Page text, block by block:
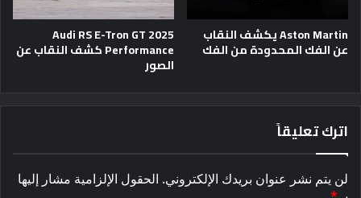
Aston Martin يكشف النقاب
عن الفك المحدودة من الفك
2025 Audi RS E-Tron GT
Performance كشف النقاب عن
الصور
اترك تعليقاً
لن يتم نشر عنوان بريدك الإلكتروني. الحقول الإلزامية مشار إليها